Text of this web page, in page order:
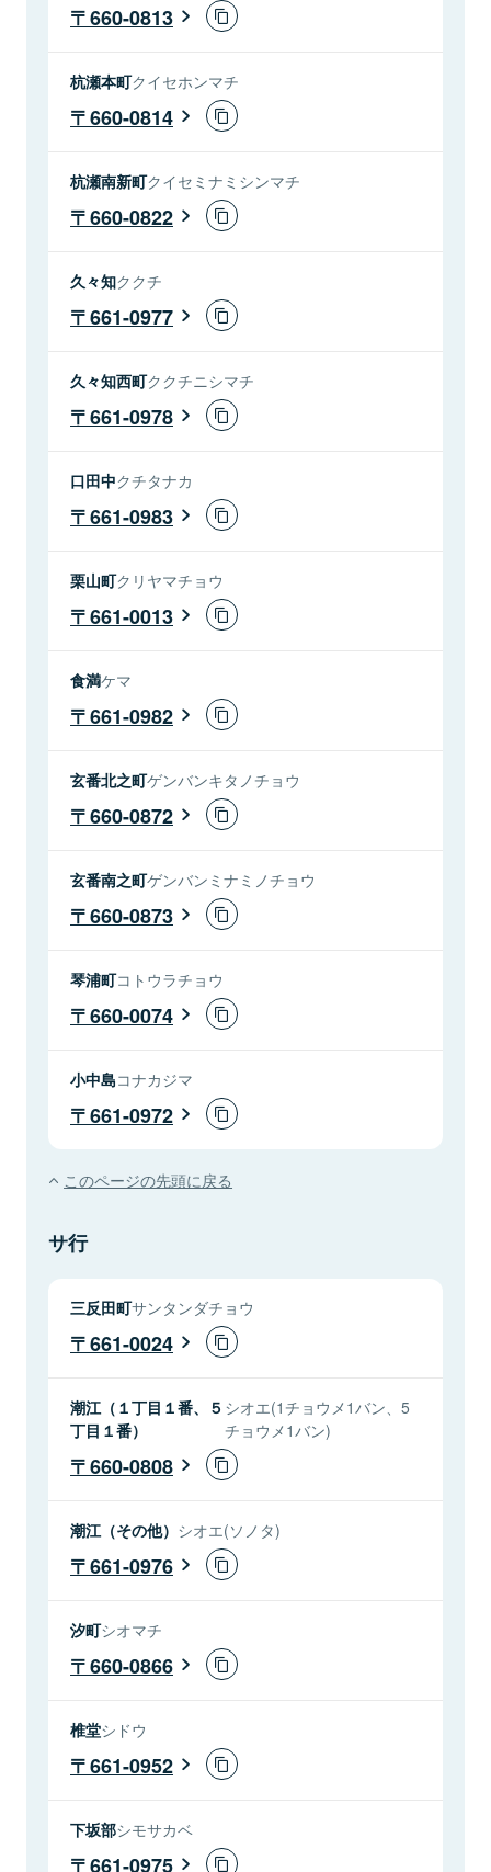
660-0813
杭瀬本町クイセホンマチ
660-0814
杭瀬南新町クイセミナミシンマチ
660-0822
久々知ククチ
661-0977
久々知西町ククチニシマチ
661-0978
口田中クチタナカ
661-0983
栗山町クリヤマチョウ
661-0013
食満ケマ
661-0982
玄番北之町ゲンバンキタノチョウ
660-0872
玄番南之町ゲンバンミナミノチョウ
660-0873
琴浦町コトウラチョウ
660-0074
小中島コナカジマ
661-0972
このページの先頭に戻る
サ行
三反田町サンタンダチョウ
661-0024
潮江（１丁目１番、５
丁目１番）
シオエ(1チョウメ1バン、5
チョウメ1バン)
660-0808
潮江（その他） シオエ(ソノタ)
661-0976
汐町シオマチ
660-0866
椎堂シドウ
661-0952
下坂部シモサカベ
661-0975